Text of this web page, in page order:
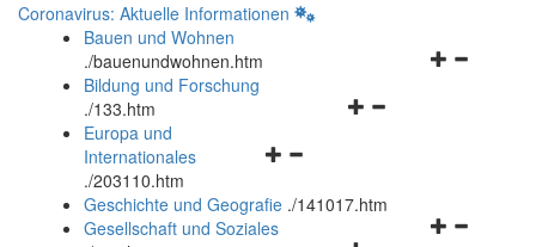
Coronavirus: Aktuelle Informationen
Bauen und Wohnen
./bauenundwohnen.htm
Navigationsmenü
Bildung und Forschung
./133.htm
Navigationsmenü
und
schließen
Europa und
Internationales
./203110.htm
Geschichte und Geografie ./141017.htm
Gesellschaft und Soziales